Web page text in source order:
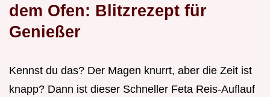
dem Ofen: Blitzrezept für
Genießer
Kennst du das? Der Magen knurrt, aber die Zeit ist
knapp? Dann ist dieser Schneller Feta Reis-Auflauf